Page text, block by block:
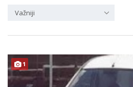
Važniji
1